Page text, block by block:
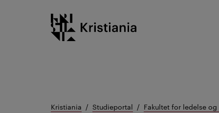
Kristiania logo
Kristiania Studieportal Fakultet for ledelse